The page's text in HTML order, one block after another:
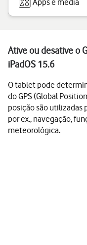
Apps e media
Ative ou desative o
iPadOS 15.6
O tablet pode
do GPS (Global
posição são utilizadas
por ex., navegação,
meteorológica.